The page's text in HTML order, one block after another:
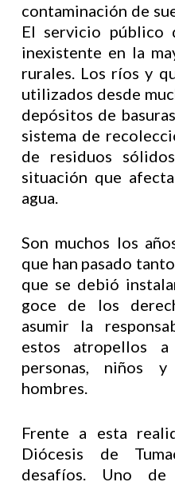
contaminación de
El servicio público
inexistente en la
rurales. Los ríos y
utilizados desde
depósitos de
sistema de
de residuos
situación que
agua.
Son muchos los
que han pasado
que se debió
goce de los
asumir la
estos atropellos
personas, niños
hombres.
Frente a esta
Diócesis de
desafíos. Uno